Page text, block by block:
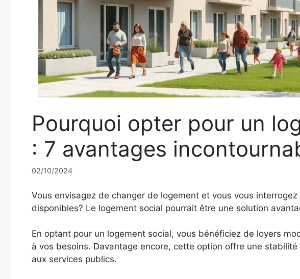
Pourquoi opter pour un
: 7 avantages
02/10/2024
Vous envisagez de changer de logement et vous vous
disponibles? Le logement social pourrait être une solution
En optant pour un logement social, vous bénéficiez de loyers
à vos besoins. Davantage encore, cette option offre une
aux services publics.